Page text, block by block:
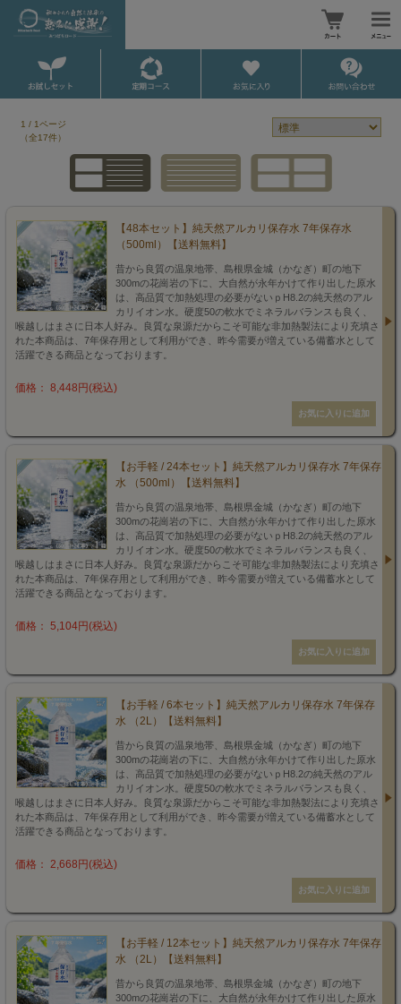
1 / 1ページ
（全17件）
【48本セット】純天然アルカリ保存水 7年保存水
（500ml）【送料無料】
昔から良質の温泉地帯、島根県金城（かなぎ）町の地下
300mの花崗岩の下に、大自然が永年かけて作り出した原水
は、高品質で加熱処理の必要がないｐH8.2の純天然のアル
カリイオン水。硬度50の軟水でミネラルバランスも良く、
喉越しはまさに日本人好み。良質な泉源だからこそ可能な非加熱製法により充填さ
れた本商品は、7年保存用として利用ができ、昨今需要が増えている備蓄水として
活躍できる商品となっております。
価格： 8,448円(税込)
【お手軽 / 24本セット】純天然アルカリ保存水 7年保存
水 （500ml）【送料無料】
昔から良質の温泉地帯、島根県金城（かなぎ）町の地下
300mの花崗岩の下に、大自然が永年かけて作り出した原水
は、高品質で加熱処理の必要がないｐH8.2の純天然のアル
カリイオン水。硬度50の軟水でミネラルバランスも良く、
喉越しはまさに日本人好み。良質な泉源だからこそ可能な非加熱製法により充填さ
れた本商品は、7年保存用として利用ができ、昨今需要が増えている備蓄水として
活躍できる商品となっております。
価格： 5,104円(税込)
【お手軽 / 6本セット】純天然アルカリ保存水 7年保存
水 （2L）【送料無料】
昔から良質の温泉地帯、島根県金城（かなぎ）町の地下
300mの花崗岩の下に、大自然が永年かけて作り出した原水
は、高品質で加熱処理の必要がないｐH8.2の純天然のアル
カリイオン水。硬度50の軟水でミネラルバランスも良く、
喉越しはまさに日本人好み。良質な泉源だからこそ可能な非加熱製法により充填さ
れた本商品は、7年保存用として利用ができ、昨今需要が増えている備蓄水として
活躍できる商品となっております。
価格： 2,668円(税込)
【お手軽 / 12本セット】純天然アルカリ保存水 7年保存
水 （2L）【送料無料】
昔から良質の温泉地帯、島根県金城（かなぎ）町の地下
300mの花崗岩の下に、大自然が永年かけて作り出した原水